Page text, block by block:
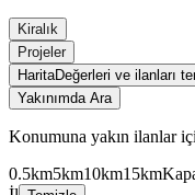
Kiralık
Projeler
HaritaDeğerleri ve ilanları
Yakınımda Ara
Konumuna yakın ilanlar
0.5km5km10km15km